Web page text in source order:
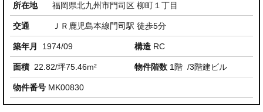
所在地 福岡県北九州市門司区 柳町１丁目
交通 ＪＲ鹿児島本線門司駅 徒歩5分
築年月 1974/09 構造 RC
面積 22.82/坪75.46m² 物件階数 1階 /3階建ビル
物件番号 MK00830